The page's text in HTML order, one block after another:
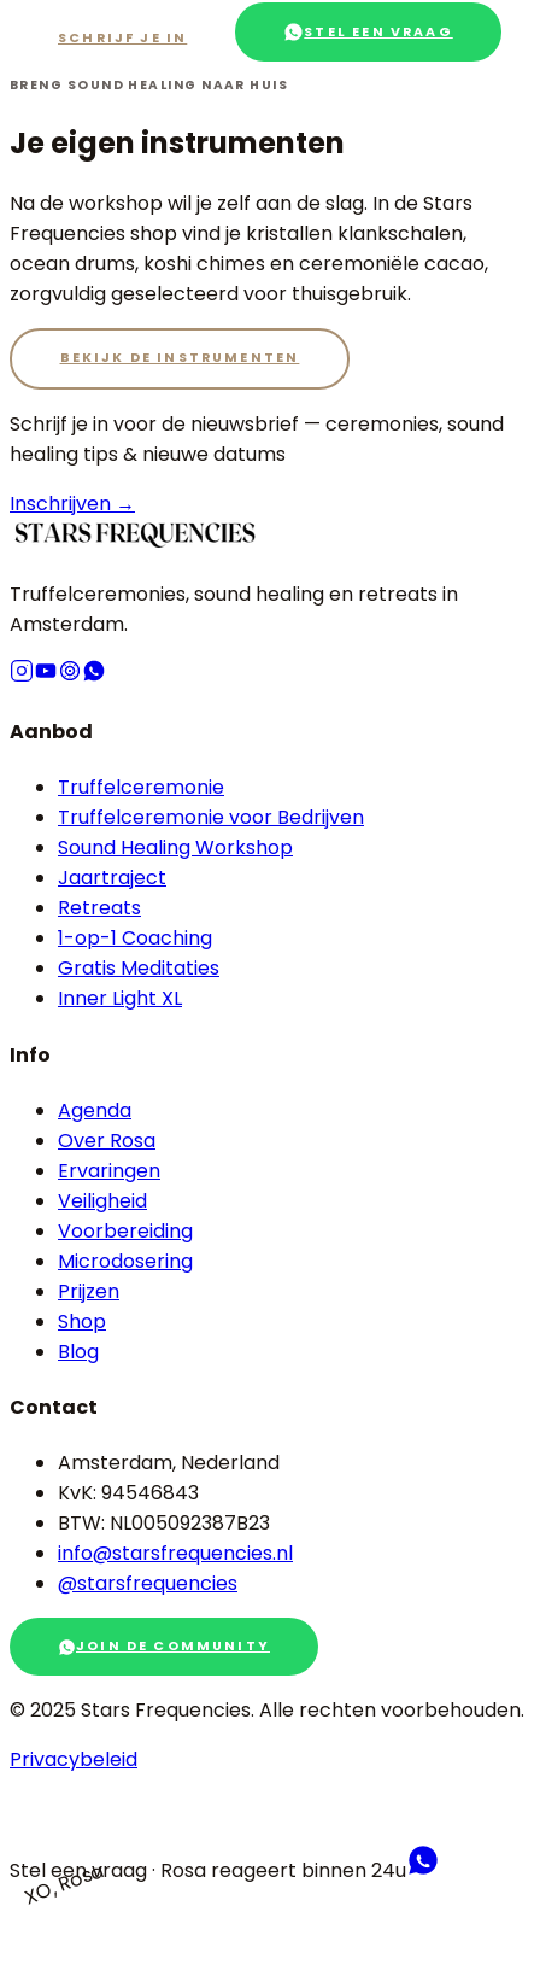
SCHRIJF JE IN STEL EEN VRAAG
BRENG SOUND HEALING NAAR HUIS
Je eigen instrumenten
Na de workshop wil je zelf aan de slag. In de Stars
Frequencies shop vind je kristallen klankschalen,
ocean drums, koshi chimes en ceremoniële cacao,
zorgvuldig geselecteerd voor thuisgebruik.
BEKIJK DE INSTRUMENTEN
Schrijf je in voor de nieuwsbrief — ceremonies, sound
healing tips & nieuwe datums
Inschrijven →
Truffelceremonies, sound healing en retreats in
Amsterdam.
Aanbod
Truffelceremonie
Truffelceremonie voor Bedrijven
Sound Healing Workshop
Jaartraject
Retreats
1-op-1 Coaching
Gratis Meditaties
Inner Light XL
Info
Agenda
Over Rosa
Ervaringen
Veiligheid
Voorbereiding
Microdosering
Prijzen
Shop
Blog
Contact
Amsterdam, Nederland
KvK: 94546843
BTW: NL005092387B23
info@starsfrequencies.nl
@starsfrequencies
JOIN DE COMMUNITY
© 2025 Stars Frequencies. Alle rechten voorbehouden.
Privacybeleid
XO, Rosa
Stel een vraag · Rosa reageert binnen 24u